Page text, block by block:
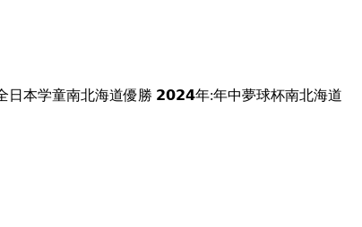
本学童南北海道優勝 𝟮𝟬𝟮𝟰年:年中夢球杯南北海道